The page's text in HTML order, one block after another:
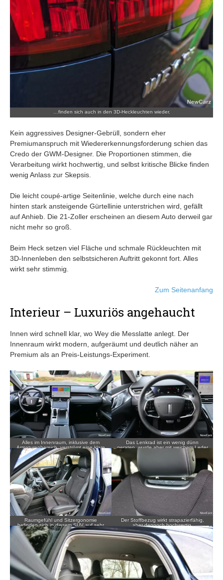
…finden sich auch in den 3D-Heckleuchten wieder.
Kein aggressives Designer-Gebrüll, sondern eher
Premiumanspruch mit Wiedererkennungsforderung schien das
Credo der GWM-Designer. Die Proportionen stimmen, die
Verarbeitung wirkt hochwertig, und selbst kritische Blicke finden
wenig Anlass zur Skepsis.
Die leicht coupé-artige Seitenlinie, welche durch eine nach
hinten stark ansteigende Gürtellinie unterstrichen wird, gefällt
auf Anhieb. Die 21-Zoller erscheinen an diesem Auto derweil gar
nicht mehr so groß.
Beim Heck setzen viel Fläche und schmale Rückleuchten mit
3D-Innenleben den selbstsicheren Auftritt gekonnt fort. Alles
wirkt sehr stimmig.
Zum Seitenanfang
Interieur – Luxuriös angehaucht
Innen wird schnell klar, wo Wey die Messlatte anlegt. Der
Innenraum wirkt modern, aufgeräumt und deutlich näher an
Premium als an Preis-Leistungs-Experiment.
Alles im Innenraum, inklusive dem
Armaturenbereich, verströmt eine klare
Premium-Atmosphäre.
Das Lenkrad ist ein wenig dünn
geraten, wurde aber mit weichem Leder
Raumgefühl und Sitzergonomie
befinden sich in diesem SUV auf sehr
hohem Niveau.
Der Stoffbezug wirkt strapazierfähig,
aber dennoch hochwertig.